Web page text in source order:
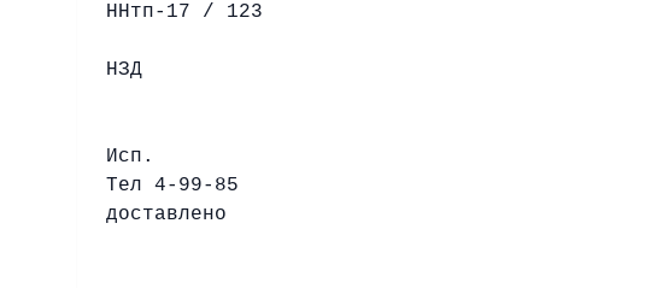
ННтп-17 / 123
НЗД
Исп.
Тел 4-99-85
доставлено